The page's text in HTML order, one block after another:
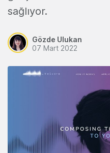
sağlıyor.
Gözde Ulukan
07 Mart 2022